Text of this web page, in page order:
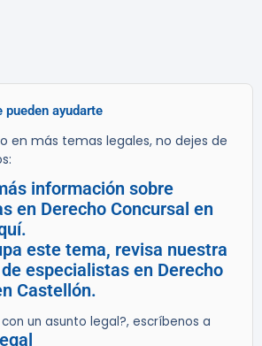
ayudarte
en más temas legales, no dejes de
información sobre
en Derecho Concursal en
este tema, revisa nuestra
especialistas en Derecho
Castellón.
un asunto legal?, escríbenos a